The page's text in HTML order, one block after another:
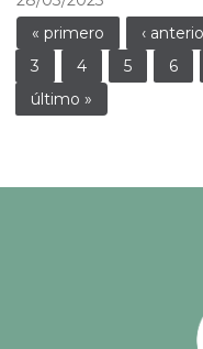
Páginas
« primero ‹
3
4 5 6
último »